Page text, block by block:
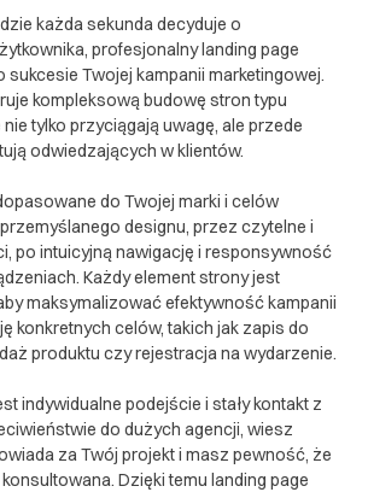
każda sekunda decyduje o
profesjonalny landing page
Twojej kampanii marketingowej.
kompleksową budowę stron typu
tylko przyciągają uwagę, ale przede
odwiedzających w klientów.
do Twojej marki i celów
designu, przez czytelne i
po intuicyjną nawigację i responsywność
Każdy element strony jest
maksymalizować efektywność kampanii
konkretnych celów, takich jak zapis do
produktu czy rejestracja na wydarzenie.
indywidualne podejście i stały kontakt z
do dużych agencji, wiesz
za Twój projekt i masz pewność, że
Dzięki temu landing page